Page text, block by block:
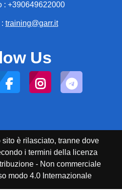
: +390649622000
training@garr.it
Us
sito è rilasciato, tranne dove
i termini della licenza
- Non commerciale
modo 4.0 Internazionale